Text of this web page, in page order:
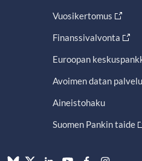
Vuosikertomus
Finanssivalvonta
Euroopan
Avoimen datan palvelu
Aineistohaku
Suomen Pankin taide